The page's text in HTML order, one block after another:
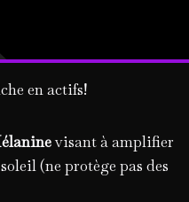
en actifs!
visant à amplifier
(ne protège pas des